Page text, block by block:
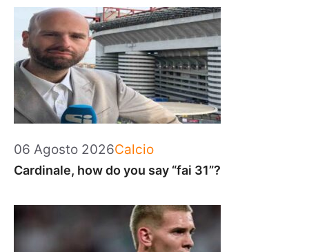
06 Agosto 2026Categorie
Calcio
Cardinale, how do you say “fai 31”?